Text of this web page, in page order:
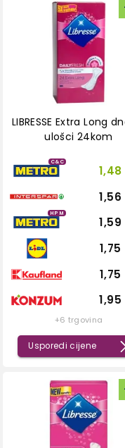
LIBRESSE Extra Long
ulošci 24kom
C&C
1,48
1,56
HPM
1,59
1,75
1,75
1,95
+6 trgovina
Usporedi cijene